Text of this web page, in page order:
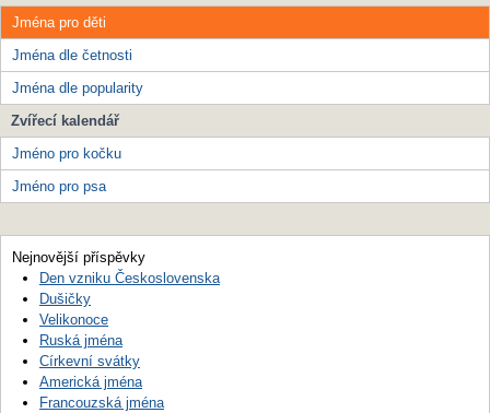
Jména pro děti
Jména dle četnosti
Jména dle popularity
Zvířecí kalendář
Jméno pro kočku
Jméno pro psa
Nejnovější příspěvky
Den vzniku Československa
Dušičky
Velikonoce
Ruská jména
Církevní svátky
Americká jména
Francouzská jména